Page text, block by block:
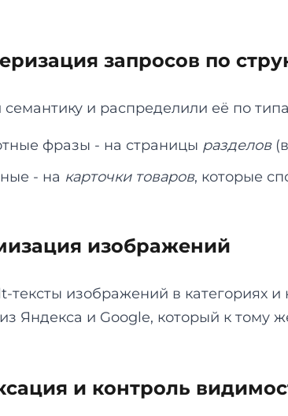
запросов по
и распределили её по
фразы - на страницы разделов
- на карточки товаров, которые
изображений
тексты изображений в категориях
Яндекса и Google, который к тому
и контроль